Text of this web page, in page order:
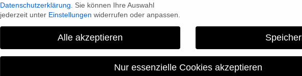
“Farewell Comrades!
DocLab Award at
Datenschutzerklärung
Sie können Ihre Auswahl
jederzeit unter Einstellungen widerrufen oder anpassen.
Alle akzeptieren
Nur essenzielle Cookies akzeptieren